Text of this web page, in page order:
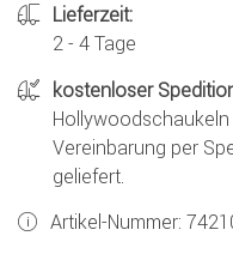
Lieferzeit:
2 - 4 Tage
kostenloser
Vereinbarung per
geliefert.
Artikel-Nummer: